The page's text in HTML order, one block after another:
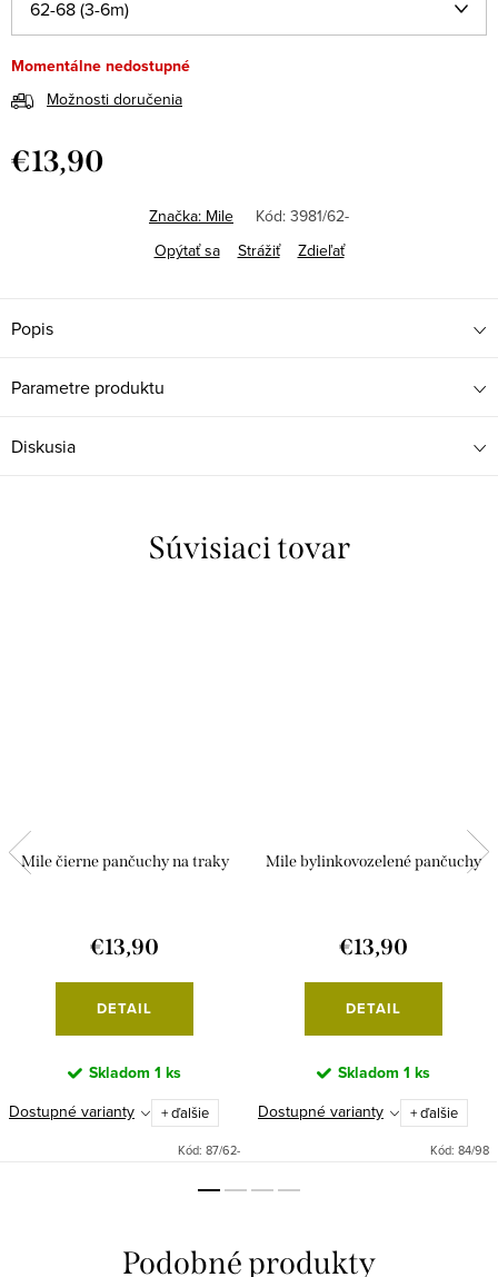
Momentálne nedostupné
Možnosti doručenia
€13,90
Značka: Mile Kód: 3981/62-
Opýtať sa
Strážiť Zdieľať
Popis
Parametre produktu
Diskusia
Súvisiaci tovar
Mile čierne pančuchy na traky
€13,90
DETAIL
Skladom 1 ks
Dostupné varianty + ďalšie
Kód: 87/62-
Mile bylinkovozelené pančuchy
€13,90
DETAIL
Skladom 1 ks
Dostupné varianty + ďalšie
Kód: 84/98